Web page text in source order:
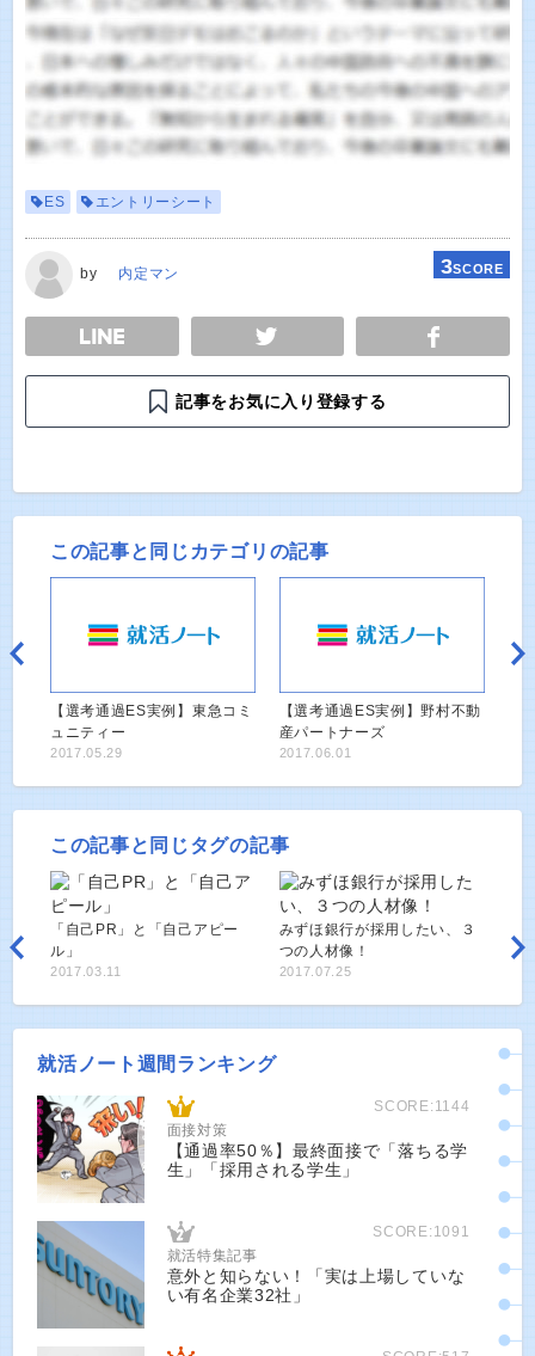
ES エントリーシート
by 内定マン 3SCORE
TWEET
記事をお気に入り登録する
この記事と同じカテゴリの記事
【選考通過ES実例】東急コミ
ュニティー
2017.05.29
【選考通過ES実例】野村不動
産パートナーズ
2017.06.01
この記事と同じタグの記事
「自己PR」と「自己アピー
ル」
2017.03.11
みずほ銀行が採用したい、３
つの人材像！
2017.07.25
就活ノート週間ランキング
SCORE:1144
面接対策
【通過率50％】最終面接で「落ちる学
生」「採用される学生」
SCORE:1091
就活特集記事
意外と知らない！「実は上場していな
い有名企業32社」